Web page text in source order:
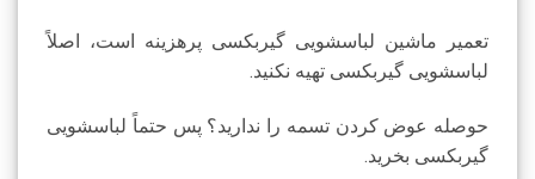
تعمیر ماشین لباسشویی گیربکسی پرهزینه است، اصلاً
لباسشویی گیربکسی تهیه نکنید.
حوصله عوض کردن تسمه را ندارید؟ پس حتماً لباسشویی
گیربکسی بخرید.